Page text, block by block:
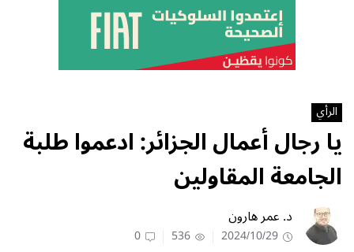
الرأي
يا رجال أعمال الجزائر: ادعموا طلبة
الجامعة المقاولين
د. عمر هارون
2024/10/29
536
0